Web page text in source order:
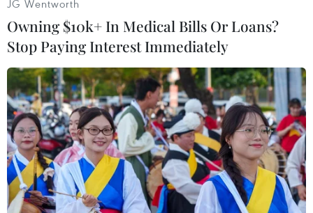
#ASEAN-Trung Quốc
#Bản ghi nhớ
JG Wentworth
Owning $10k+ In Medical Bills Or Loans?
Stop Paying Interest Immediately